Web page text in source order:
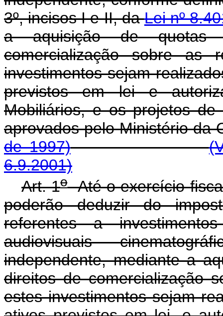
3º, incisos I e II, daLei nº
a aquisição de quotas
comercialização sobre as
investimentos sejam
previstos em lei e
Mobiliários, e os projetos de
aprovados pelo
de 1997)
6.9.2001)
Art. 1oAté o exercício
poderão deduzir do
referentes a
audiovisuais
independente, mediante a
direitos de comercialização
estes investimentos sejam